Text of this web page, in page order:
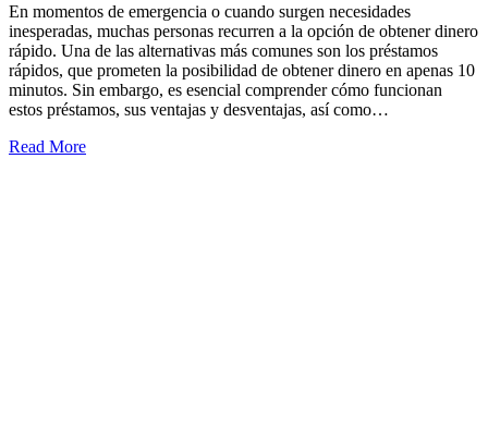
En momentos de emergencia o cuando surgen necesidades
inesperadas, muchas personas recurren a la opción de obtener dinero
rápido. Una de las alternativas más comunes son los préstamos
rápidos, que prometen la posibilidad de obtener dinero en apenas 10
minutos. Sin embargo, es esencial comprender cómo funcionan
estos préstamos, sus ventajas y desventajas, así como…
Read More